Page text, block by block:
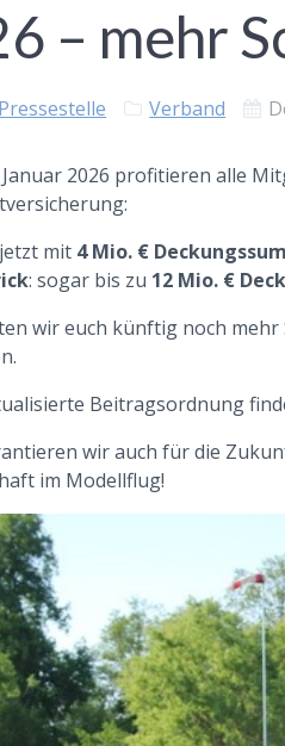
– mehr
Verband
Januar 2026 profitieren alle
mit 4 Mio. €
: sogar bis zu 12 Mio. €
wir euch künftig noch
Beitragsordnung
wir auch für die
im Modellflug!